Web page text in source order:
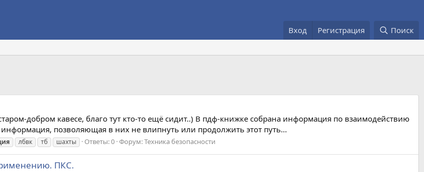
Вход Регистрация Поиск
добром кавесе, благо тут кто-то ещё сидит..) В пдф-книжке собрана информация по взаимодействию
позволяющая в них не влипнуть или продолжить этот путь...
лбвк тб шахты Ответы: 0 Форум:Техника безопасности
ПКС.